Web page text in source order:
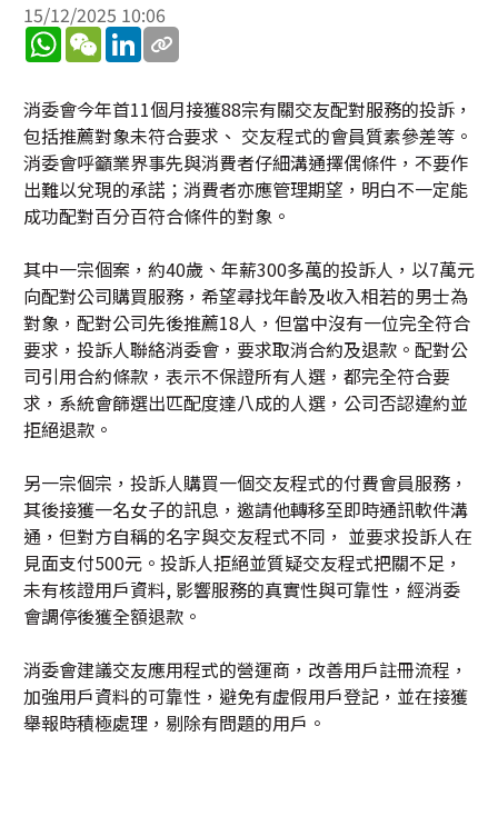
15/12/2025 10:06
WhatsApp
WeChatLinkedIn
消委會今年首11個月接獲88宗有關交友配對服務的投訴，
包括推薦對象未符合要求、 交友程式的會員質素參差等。
消委會呼籲業界事先與消費者仔細溝通擇偶條件，不要作
出難以兌現的承諾；消費者亦應管理期望，明白不一定能
成功配對百分百符合條件的對象。
其中一宗個案，約40歲、年薪300多萬的投訴人，以7萬元
向配對公司購買服務，希望尋找年齡及收入相若的男士為
對象，配對公司先後推薦18人，但當中沒有一位完全符合
要求，投訴人聯絡消委會，要求取消合約及退款。配對公
司引用合約條款，表示不保證所有人選，都完全符合要
求，系統會篩選出匹配度達八成的人選，公司否認違約並
拒絕退款。
另一宗個宗，投訴人購買一個交友程式的付費會員服務，
其後接獲一名女子的訊息，邀請他轉移至即時通訊軟件溝
通，但對方自稱的名字與交友程式不同， 並要求投訴人在
見面支付500元。投訴人拒絕並質疑交友程式把關不足，
未有核證用戶資料, 影響服務的真實性與可靠性，經消委
會調停後獲全額退款。
消委會建議交友應用程式的營運商，改善用戶註冊流程，
加強用戶資料的可靠性，避免有虛假用戶登記，並在接獲
舉報時積極處理，剔除有問題的用戶。